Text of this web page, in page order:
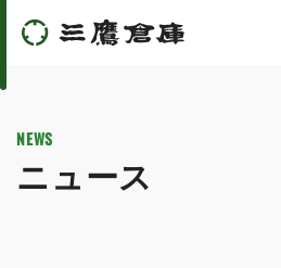
NEWS
ニュース